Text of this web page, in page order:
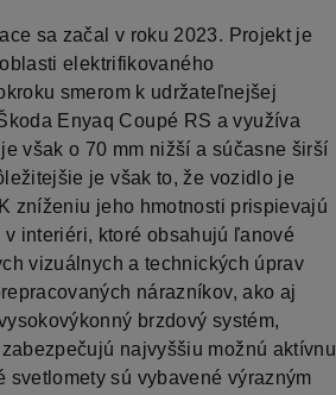
sa začal v roku 2023. Projekt je
elektrifikovaného
smerom k udržateľnejšej
Enyaq Coupé RS a využíva
však o 70 mm nižší a súčasne širší
je však to, že vozidlo je
zníženiu jeho hmotnosti prispievajú
interiéri, ktoré obsahujú ľanové
vizuálnych a technických úprav
nárazníkov, ako aj
brzdový systém,
najvyššiu možnú aktívnu
sú vybavené výrazným